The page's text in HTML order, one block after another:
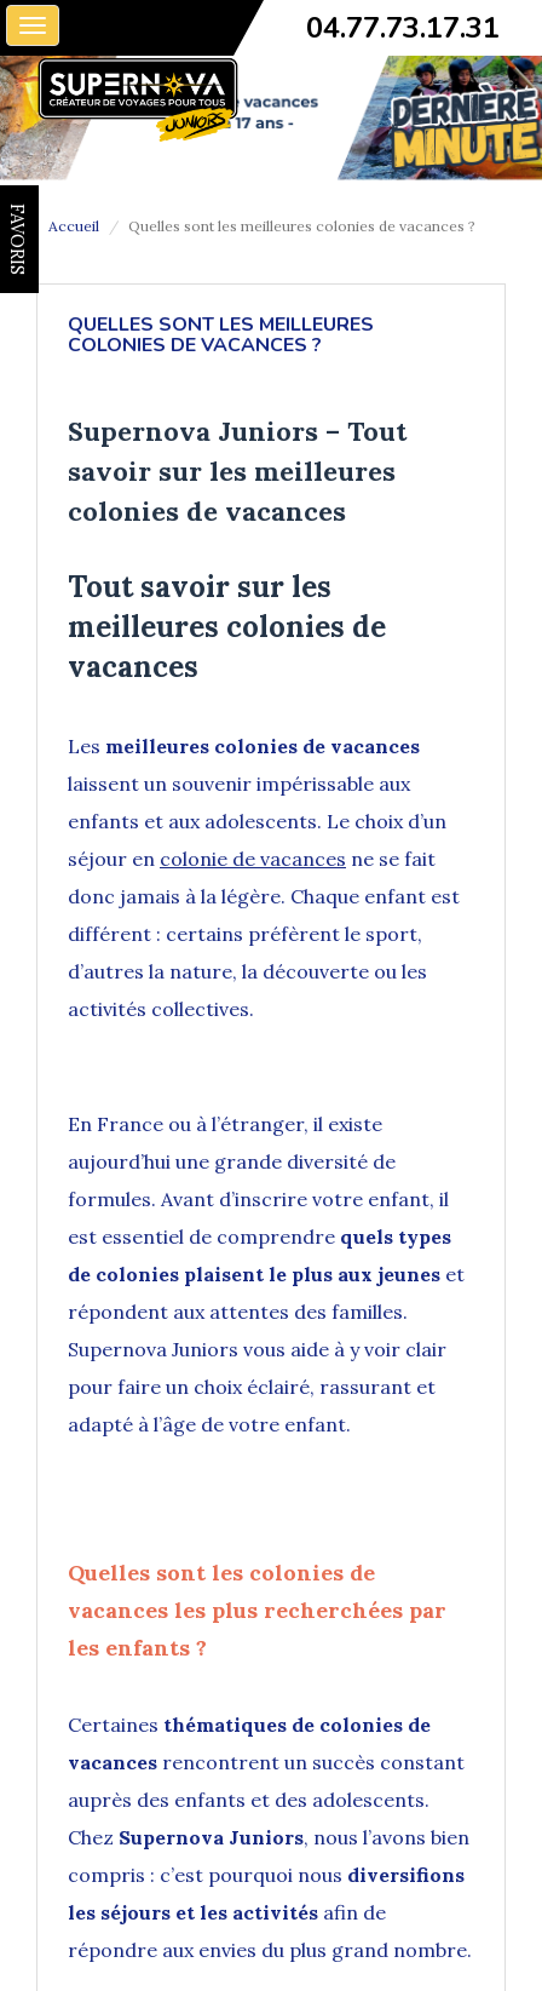
Toggle
navigation
04.77.73.17.31
FAVORIS Accueil Quelles sont les meilleures colonies de vacances ?
QUELLES SONT LES MEILLEURES
COLONIES DE VACANCES ?
Supernova Juniors – Tout
savoir sur les meilleures
colonies de vacances
Tout savoir sur les
meilleures colonies de
vacances
Les meilleures colonies de vacances
laissent un souvenir impérissable aux
enfants et aux adolescents. Le choix d’un
séjour en colonie de vacances ne se fait
donc jamais à la légère. Chaque enfant est
différent : certains préfèrent le sport,
d’autres la nature, la découverte ou les
activités collectives.
En France ou à l’étranger, il existe
aujourd’hui une grande diversité de
formules. Avant d’inscrire votre enfant, il
est essentiel de comprendre quels types
de colonies plaisent le plus aux jeunes et
répondent aux attentes des familles.
Supernova Juniors vous aide à y voir clair
pour faire un choix éclairé, rassurant et
adapté à l’âge de votre enfant.
Quelles sont les colonies de
vacances les plus recherchées par
les enfants ?
Certaines thématiques de colonies de
vacances rencontrent un succès constant
auprès des enfants et des adolescents.
Chez Supernova Juniors, nous l’avons bien
compris : c’est pourquoi nous diversifions
les séjours et les activités afin de
répondre aux envies du plus grand nombre.